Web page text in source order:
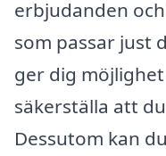
erbjudanden
som passar just
ger dig
säkerställa att
Dessutom kan